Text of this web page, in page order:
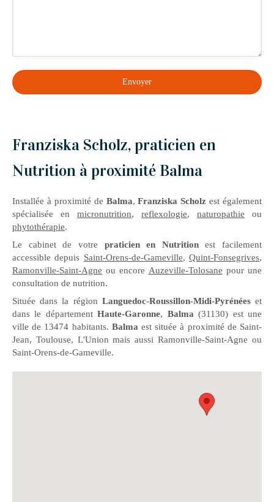
Envoyer
Franziska Scholz, praticien en
Nutrition à proximité Balma
Installée à proximité de Balma,Franziska Scholz est également
spécialisée en micronutrition, reflexologie, naturopathie ou
phytothérapie.
Le cabinet de votre praticien en Nutritionest facilement
accessible depuis Saint-Orens-de-Gameville,Quint-Fonsegrives,
Ramonville-Saint-Agne ou encore Auzeville-Tolosane pour une
consultation de nutrition.
Située dans la région Languedoc-Roussillon-Midi-Pyrénéeset
dans le départementHaute-Garonne, Balma(31130) est une
ville de 13474 habitants. Balmaest située à proximité de Saint-
Jean, Toulouse, L'Union mais aussi Ramonville-Saint-Agne ou
Saint-Orens-de-Gameville.